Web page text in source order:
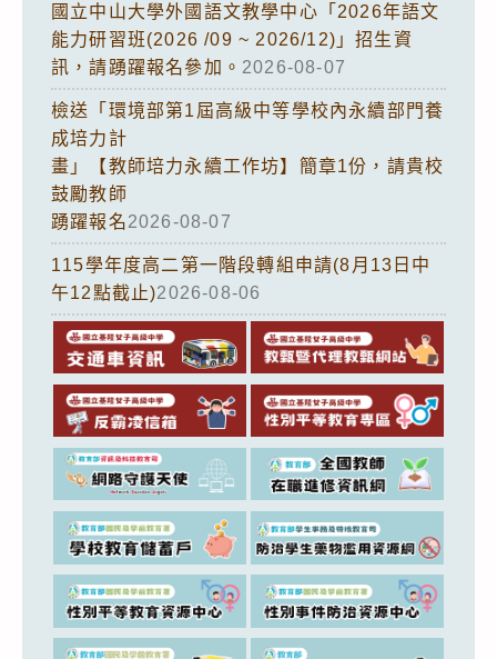
國立中山大學外國語文教學中心「2026年語文
能力研習班(2026 /09 ~ 2026/12)」招生資
訊，請踴躍報名參加。 2026-08-07
檢送「環境部第1屆高級中等學校內永續部門養
成培力計
畫」【教師培力永續工作坊】簡章1份，請貴校
鼓勵教師
踴躍報名2026-08-07
115學年度高二第一階段轉組申請(8月13日中
午12點截止)2026-08-06